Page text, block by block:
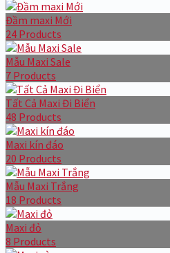
Đầm maxi Mới
24 Products
Mẫu Maxi Sale
7 Products
Tất Cả Maxi Đi Biển
48 Products
Maxi kín đáo
20 Products
Mẫu Maxi Trắng
18 Products
Maxi đỏ
8 Products